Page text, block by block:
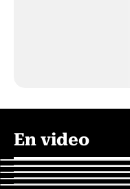
En video